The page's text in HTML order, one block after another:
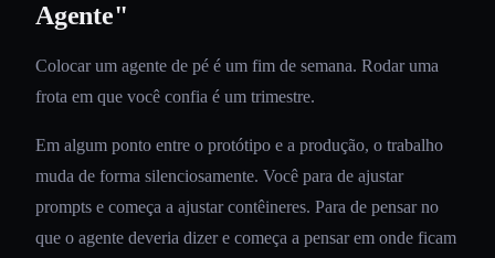
Agente"
Colocar um agente de pé é um fim de semana. Rodar uma
frota em que você confia é um trimestre.
Em algum ponto entre o protótipo e a produção, o trabalho
muda de forma silenciosamente. Você para de ajustar
prompts e começa a ajustar contêineres. Para de pensar no
que o agente deveria dizer e começa a pensar em onde ficam